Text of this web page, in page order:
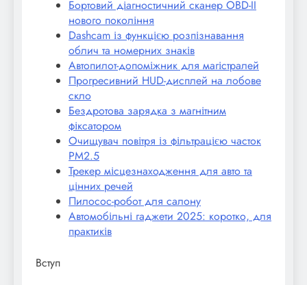
Бортовий діагностичний сканер OBD-II
нового покоління
Dashcam із функцією розпізнавання
облич та номерних знаків
Автопилот-допоміжник для магістралей
Прогресивний HUD-дисплей на лобове
скло
Бездротова зарядка з магнітним
фіксатором
Очищувач повітря із фільтрацією часток
PM2.5
Трекер місцезнаходження для авто та
цінних речей
Пилосос-робот для салону
Автомобільні гаджети 2025: коротко, для
практиків
Вступ